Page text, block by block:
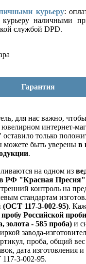
курьеру:
курьеру наличными
службой DPD.
Гарантия
для нас важно,
интернет-
только
быть уверены в
.
на одном из
РФ "Красная Пресня"
контроль на
стандартам
(ОСТ 117-3-002-95).
пробу Российской
золота - 585 проба) и
завода-
проба, общий вес
дата изготовления
3-002-95.